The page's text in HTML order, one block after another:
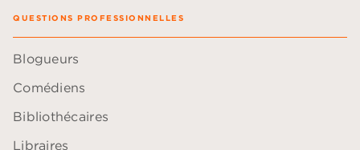
QUESTIONS PROFESSIONNELLES
Blogueurs
Comédiens
Bibliothécaires
Libraires